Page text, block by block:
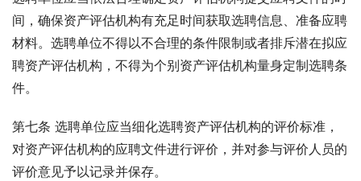
间，确保资产评估机构有充足时间获取选聘信息、准备应聘
材料。选聘单位不得以不合理的条件限制或者排斥潜在拟应
聘资产评估机构，不得为个别资产评估机构量身定制选聘条
件。
第七条 选聘单位应当细化选聘资产评估机构的评价标准，
对资产评估机构的应聘文件进行评价，并对参与评价人员的
评价意见予以记录并保存。